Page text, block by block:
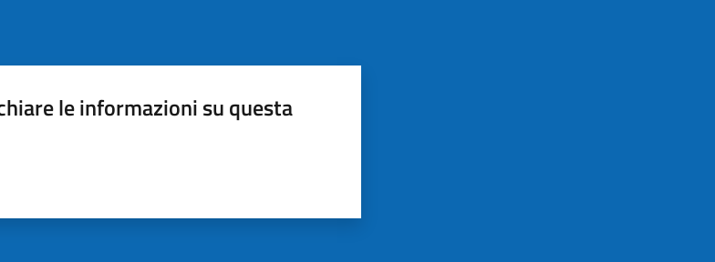
le informazioni su questa